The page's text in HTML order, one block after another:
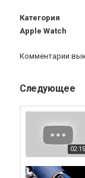
Категория
Apple Watch
Комментарии
Следующее
02:15